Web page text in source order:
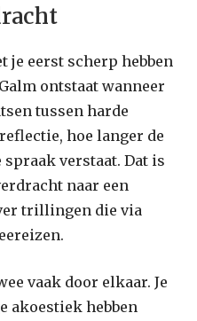
je eerst scherp hebben
ontstaat wanneer
tussen harde
hoe langer de
verstaat. Dat is
naar een
trillingen die via
vaak door elkaar. Je
akoestiek hebben